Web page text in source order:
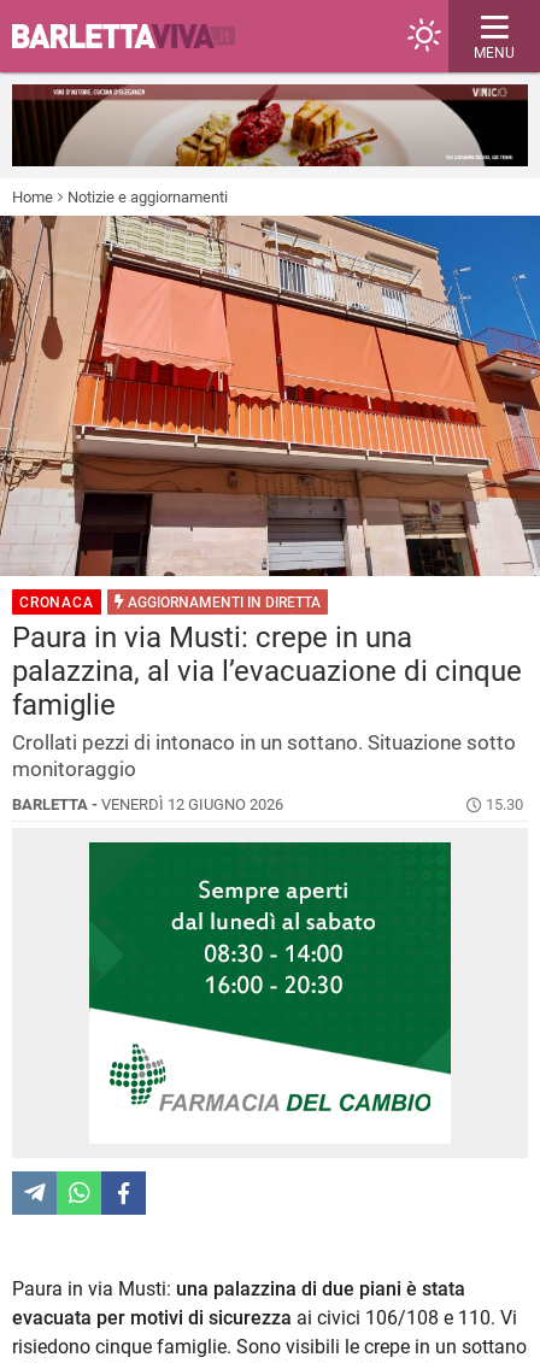
MENU
Home Notizie e aggiornamenti
CRONACA AGGIORNAMENTI IN DIRETTA
Paura in via Musti: crepe in una
palazzina, al via l’evacuazione di cinque
famiglie
Crollati pezzi di intonaco in un sottano. Situazione sotto
monitoraggio
BARLETTA - VENERDÌ 12 GIUGNO 2026 15.30
Paura in via Musti: una palazzina di due piani è stata
evacuata per motivi di sicurezza ai civici 106/108 e 110. Vi
risiedono cinque famiglie. Sono visibili le crepe in un sottano